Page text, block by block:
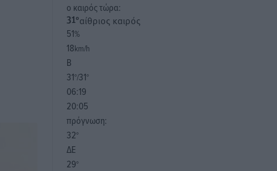
o καιρός τώρα:
31°αίθριος καιρός
51%
18km/h
Β
31°/31°
06:19
20:05
πρόγνωση:
32°
ΔΕ
29°